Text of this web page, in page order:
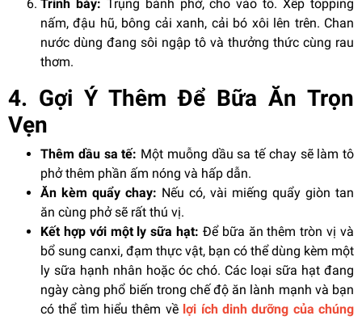
Trình bày: Trụng bánh phở, cho vào tô. Xếp topping
nấm, đậu hũ, bông cải xanh, cải bó xôi lên trên. Chan
nước dùng đang sôi ngập tô và thưởng thức cùng rau
thơm.
4. Gợi Ý Thêm Để Bữa Ăn Trọn
Vẹn
Thêm dầu sa tế: Một muỗng dầu sa tế chay sẽ làm tô
phở thêm phần ấm nóng và hấp dẫn.
Ăn kèm quẩy chay: Nếu có, vài miếng quẩy giòn tan
ăn cùng phở sẽ rất thú vị.
Kết hợp với một ly sữa hạt: Để bữa ăn thêm tròn vị và
bổ sung canxi, đạm thực vật, bạn có thể dùng kèm một
ly sữa hạnh nhân hoặc óc chó. Các loại sữa hạt đang
ngày càng phổ biến trong chế độ ăn lành mạnh và bạn
có thể tìm hiểu thêm về lợi ích dinh dưỡng của chúng